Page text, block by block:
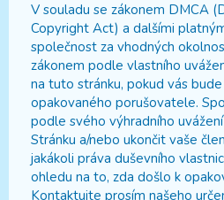
V souladu se zákonem DMCA
Copyright Act) a dalšími
společnost za vhodných
zákonem podle vlastního
na tuto stránku, pokud vás
opakovaného porušovatele.
podle svého výhradního
Stránku a/nebo ukončit vaše
jakákoli práva duševního
ohledu na to, zda došlo k
Kontaktujte prosím našeho